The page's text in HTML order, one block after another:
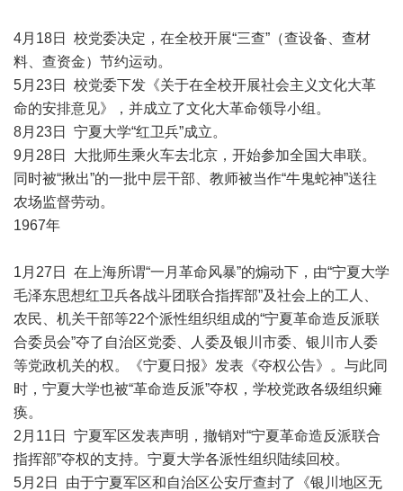
4月18日 校党委决定，在全校开展“三查”（查设备、查材
料、查资金）节约运动。
5月23日 校党委下发《关于在全校开展社会主义文化大革
命的安排意见》，并成立了文化大革命领导小组。
8月23日 宁夏大学“红卫兵”成立。
9月28日 大批师生乘火车去北京，开始参加全国大串联。
同时被“揪出”的一批中层干部、教师被当作“牛鬼蛇神”送往
农场监督劳动。
1967年
1月27日 在上海所谓“一月革命风暴”的煽动下，由“宁夏大学
毛泽东思想红卫兵各战斗团联合指挥部”及社会上的工人、
农民、机关干部等22个派性组织组成的“宁夏革命造反派联
合委员会”夺了自治区党委、人委及银川市委、银川市人委
等党政机关的权。《宁夏日报》发表《夺权公告》。与此同
时，宁夏大学也被“革命造反派”夺权，学校党政各级组织瘫
痪。
2月11日 宁夏军区发表声明，撤销对“宁夏革命造反派联合
指挥部”夺权的支持。宁夏大学各派性组织陆续回校。
5月2日 由于宁夏军区和自治区公安厅查封了《银川地区无